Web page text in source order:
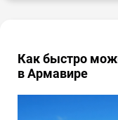
Как быстро
в Армавире